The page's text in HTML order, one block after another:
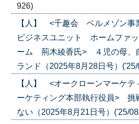
926)
【人】 <千趣会 ベルメゾン事
ビジネスユニット ホームファ
ーム 荊木綾香氏> ４児の母、
ランド（2025年8月28日号）
【人】 <オークローンマーケ
ーケティング本部執行役員> 挑
ない（2025年8月21日号）('25/